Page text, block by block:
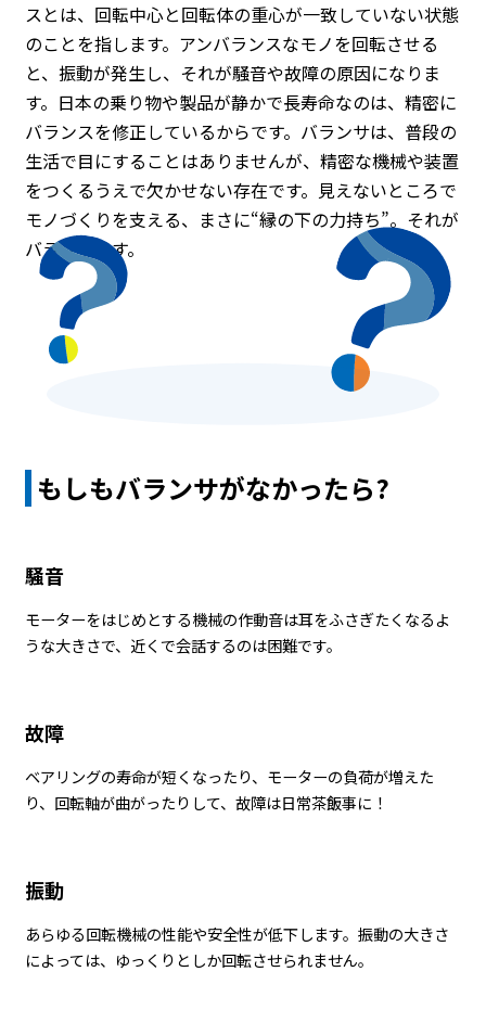
スとは、回転中心と回転体の重心が一致していない状態
のことを指します。アンバランスなモノを回転させる
と、振動が発生し、それが騒音や故障の原因になりま
す。日本の乗り物や製品が静かで長寿命なのは、精密に
バランスを修正しているからです。バランサは、普段の
生活で目にすることはありませんが、精密な機械や装置
をつくるうえで欠かせない存在です。見えないところで
モノづくりを支える、まさに“縁の下の力持ち”。それが
バランサです。
もしもバランサがなかったら?
騒音
モーターをはじめとする機械の作動音は耳をふさぎたくなるよ
うな大きさで、近くで会話するのは困難です。
故障
ベアリングの寿命が短くなったり、モーターの負荷が増えた
り、回転軸が曲がったりして、故障は日常茶飯事に！
振動
あらゆる回転機械の性能や安全性が低下します。振動の大きさ
によっては、ゆっくりとしか回転させられません。